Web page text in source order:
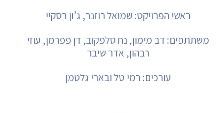
ראשי הפרויקט: שמואל רוזנר, ג’ון רסקיי
משתתפים: דב מימון, נח סלפקוב, דן פפרמן, עוזי
רבהון, אדר שיבר
עורכים: רמי טל ובארי גלטמן